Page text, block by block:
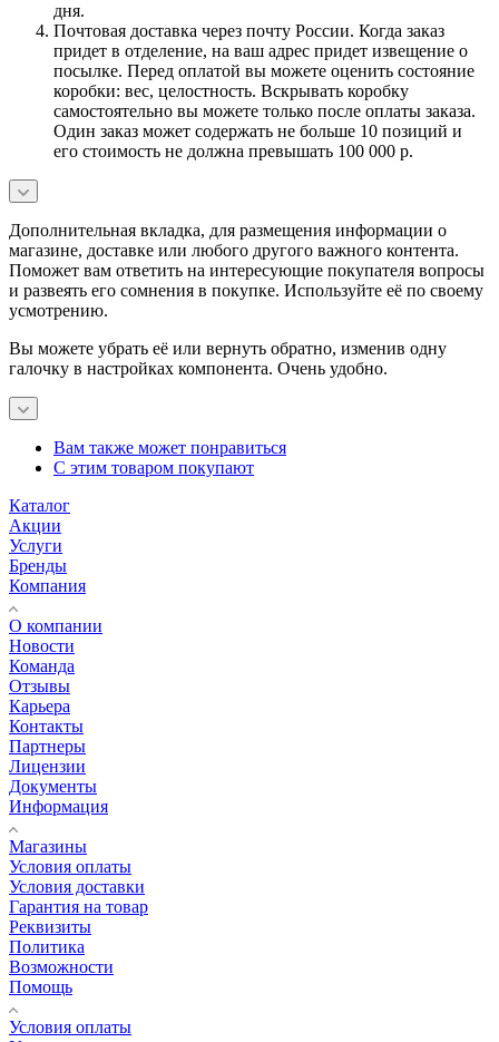
дня.
Почтовая доставка через почту России. Когда заказ
придет в отделение, на ваш адрес придет извещение о
посылке. Перед оплатой вы можете оценить состояние
коробки: вес, целостность. Вскрывать коробку
самостоятельно вы можете только после оплаты заказа.
Один заказ может содержать не больше 10 позиций и
его стоимость не должна превышать 100 000 р.
Дополнительная вкладка, для размещения информации о
магазине, доставке или любого другого важного контента.
Поможет вам ответить на интересующие покупателя вопросы
и развеять его сомнения в покупке. Используйте её по своему
усмотрению.
Вы можете убрать её или вернуть обратно, изменив одну
галочку в настройках компонента. Очень удобно.
Вам также может понравиться
С этим товаром покупают
Каталог
Акции
Услуги
Бренды
Компания
О компании
Новости
Команда
Отзывы
Карьера
Контакты
Партнеры
Лицензии
Документы
Информация
Магазины
Условия оплаты
Условия доставки
Гарантия на товар
Реквизиты
Политика
Возможности
Помощь
Условия оплаты